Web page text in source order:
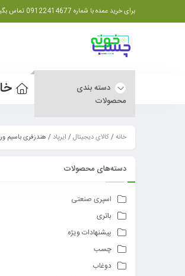
برای خرید عمده با شماره 09122414677 تماس بگیرید
دسته بندی
محصولات
خانه/کالای دیجیتال/ ایرپاد/ هندزفری باسیم
دسته‌های محصولات
اسپری صنعتی
باتری
پیشنهادات ویژه
چسب
دوغاب